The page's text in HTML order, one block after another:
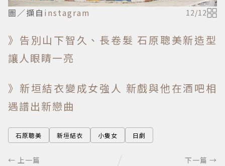
圖／擷自 instagram 12/12
》告別山下智久、長卷髮 石原聰美新造型
讓人眼睛一亮
》新垣結衣變成女強人 新戲與他在酒吧相
遇譜出新戀曲
石原聰美 新垣結衣 小隻女 日劇
← 上一篇 下一篇 →